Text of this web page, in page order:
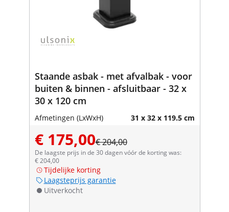
Staande asbak - met afvalbak - voor
buiten & binnen - afsluitbaar - 32 x
30 x 120 cm
Afmetingen (LxWxH) 31 x 32 x 119.5 cm
€ 175,00€ 204,00
De laagste prijs in de 30 dagen vóór de korting was:
€ 204,00
Tijdelijke korting
Laagsteprijs garantie
Uitverkocht